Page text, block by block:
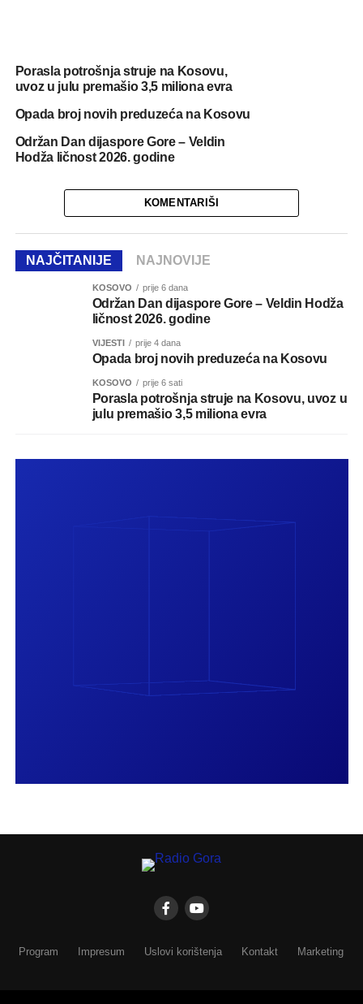
Porasla potrošnja struje na Kosovu,
uvoz u julu premašio 3,5 miliona evra
Opada broj novih preduzeća na Kosovu
Održan Dan dijaspore Gore – Veldin
Hodža ličnost 2026. godine
KOMENTARIŠI
NAJČITANIJE NAJNOVIJE
KOSOVO prije 6 dana
Održan Dan dijaspore Gore – Veldin Hodža
ličnost 2026. godine
VIJESTI prije 4 dana
Opada broj novih preduzeća na Kosovu
KOSOVO prije 6 sati
Porasla potrošnja struje na Kosovu, uvoz u
julu premašio 3,5 miliona evra
Program Impresum Uslovi korištenja Kontakt Marketing